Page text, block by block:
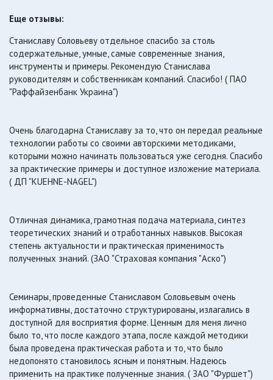
Еще отзывы:
Станиславу Соловьеву отдельное спасибо за столь
содержательные, умные, самые современные знания,
инструменты и примеры. Рекомендую Станислава
руководителям и собственникам компаний. Спасибо! ( ПАО
"Раффайзенбанк Украина")
Очень благодарна Станиславу за то, что он передал реальные
технологии работы со своими авторскими методиками,
которыми можно начинать пользоваться уже сегодня. Спасибо
за практические примеры и доступное изложение материала.
( ДП "KUEHNE-NAGEL")
Отличная динамика, грамотная подача материала, синтез
теоретических знаний и отработанных навыков. Высокая
степень актуальности и практическая применимость
полученных знаний. (ЗАО "Страховая компания "Аско")
Семинары, проведенные Станиславом Соловьевым очень
информативны, достаточно структурированы, излагались в
доступной для восприятия форме. Ценным для меня лично
было то, что после каждого этапа, после каждой методики
была проведена практическая работа и то, что было
недопонято становилось ясным и понятным. Надеюсь
применить на практике полученные знания. ( ЗАО "Фуршет")